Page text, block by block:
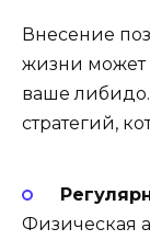
Внесение
жизни может
ваше
стратегий,
Физическая